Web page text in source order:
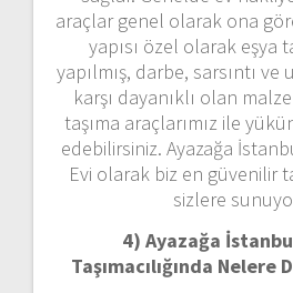
araçlar genel olarak ona
yapısı özel olarak eşya
yapılmış, darbe, sarsıntı ve
karşı dayanıklı olan
taşıma araçlarımız ile
edebilirsiniz. Ayazağa
Evi olarak biz en güvenilir
sizlere
4) Ayazağa
Taşımacılığında